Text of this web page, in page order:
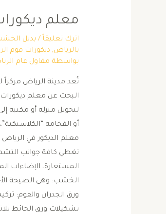
معلم
اترك تعليقاً / بديل
بالرياض, ديكورات فوم
بواسطة مقاول عام
تُعد مدينة الرياض
البحث عن معلم
لتحويل منزله أو مكتبه
أو الفخامة
معلم الديكور في
تغطي كافة جوانب
الخشب: وهي الصيحة
ورق الجدران والفوم:
تشكيلات ورق الحائط